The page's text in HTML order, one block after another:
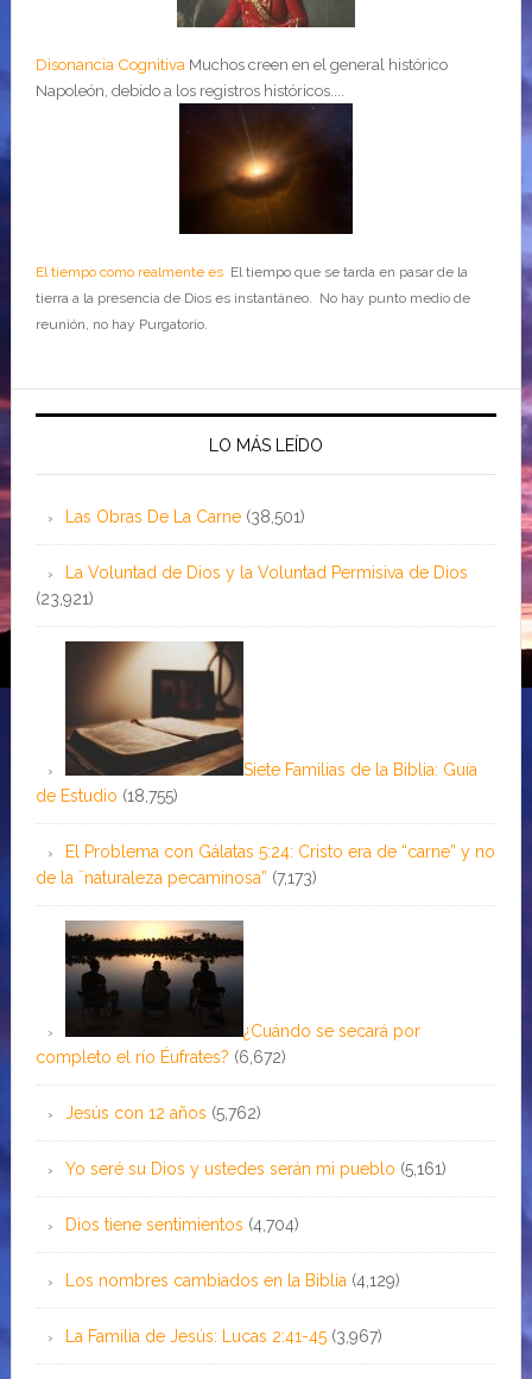
Disonancia Cognitiva Muchos creen en el general histórico
Napoleón, debido a los registros históricos....
El tiempo como realmente esEl tiempo que se tarda en pasar de la
tierra a la presencia de Dios es instantáneo. No hay punto medio de
reunión, no hay Purgatorio.
LO MÁS LEÍDO
Las Obras De La Carne (38,501)
La Voluntad de Dios y la Voluntad Permisiva de Dios
(23,921)
Siete Familias de la Biblia: Guía
de Estudio (18,755)
El Problema con Gálatas 5:24: Cristo era de “carne” y no
de la ¨naturaleza pecaminosa” (7,173)
¿Cuándo se secará por
completo el río Éufrates? (6,672)
Jesús con 12 años (5,762)
Yo seré su Dios y ustedes serán mi pueblo (5,161)
Dios tiene sentimientos (4,704)
Los nombres cambiados en la Biblia (4,129)
La Familia de Jesús: Lucas 2:41-45 (3,967)